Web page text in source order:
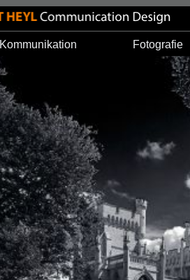
Kommunikation Fotografie